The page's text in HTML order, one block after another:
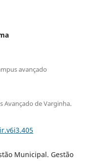
avançado
Avançado de Varginha.
Municipal. Gestão